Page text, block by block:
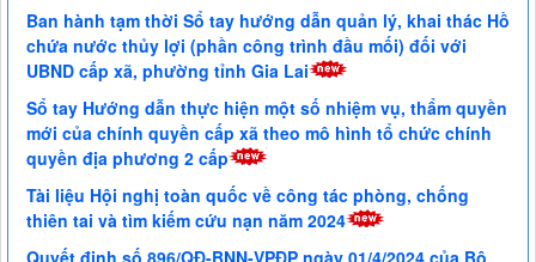
Ban hành tạm thời Sổ tay hướng dẫn quản lý, khai thác Hồ
chứa nước thủy lợi (phần công trình đầu mối) đối với
UBND cấp xã, phường tỉnh Gia Lai
Sổ tay Hướng dẫn thực hiện một số nhiệm vụ, thẩm quyền
mới của chính quyền cấp xã theo mô hình tổ chức chính
quyền địa phương 2 cấp
Tài liệu Hội nghị toàn quốc về công tác phòng, chống
thiên tai và tìm kiếm cứu nạn năm 2024
Quyết định số 896/QĐ-BNN-VPĐP ngày 01/4/2024 của Bộ